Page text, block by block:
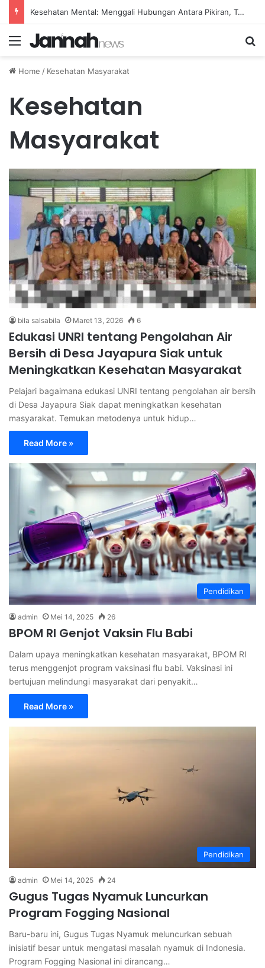
Kesehatan Mental: Menggali Hubungan Antara Pikiran, Tubuh, dan Emosi secara Mendalam
Menu
Home / Kesehatan Masyarakat
Kesehatan
Masyarakat
bila salsabila Maret 13, 2026 6
Edukasi UNRI tentang Pengolahan Air
Bersih di Desa Jayapura Siak untuk
Meningkatkan Kesehatan Masyarakat
Pelajari bagaimana edukasi UNRI tentang pengolahan air bersih
di Desa Jayapura Siak dapat meningkatkan kesehatan
masyarakat. Temukan metodenya untuk hidup…
Read More »
Pendidikan
admin Mei 14, 2025 26
BPOM RI Genjot Vaksin Flu Babi
Dalam upaya meningkatkan kesehatan masyarakat, BPOM RI
terus menggenjot program vaksinasi flu babi. Vaksinasi ini
bertujuan melindungi masyarakat dari penyakit…
Read More »
Pendidikan
admin Mei 14, 2025 24
Gugus Tugas Nyamuk Luncurkan
Program Fogging Nasional
Baru-baru ini, Gugus Tugas Nyamuk meluncurkan sebuah
inisiatif besar untuk mengatasi masalah nyamuk di Indonesia.
Program Fogging Nasional ini dirancang…